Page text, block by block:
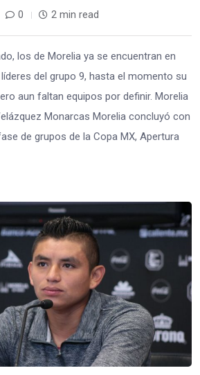
0 2 min read
los de Morelia ya se encuentran en
del grupo 9, hasta el momento su
aun faltan equipos por definir. Morelia
Monarcas Morelia concluyó con
de grupos de la Copa MX, Apertura